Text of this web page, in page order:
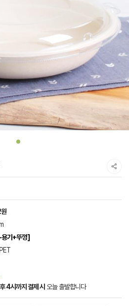
기+뚜껑]
4시까지 결제 시 오늘 출발합니다